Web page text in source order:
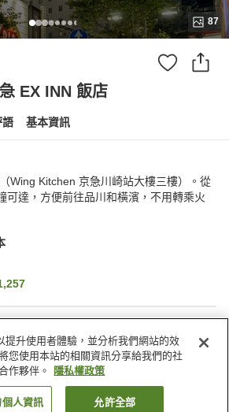
87
EX INN 飯店
語 基本資訊
Wing Kitchen 京急川崎站大樓三樓）。從
可達，方便前往品川和橫濱，不用轉乘火
距離車站約步行 5 分鐘內
自動販賣機
川崎 京急川崎站前京急 EX INN 飯店
找客房
提升使用者體驗，並分析我們網站的效
您使用本站的相關資訊分享給我們的社
作夥伴。
隱私權政策
人資訊 允許全部